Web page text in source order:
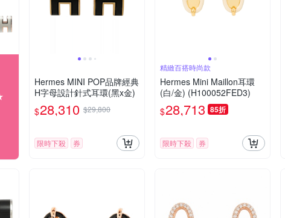
Hermes MINI POP品牌經典
H字母設計針式耳環(黑x金)
$28,310 $29,800
限時下殺 券
精緻百搭時尚款
Hermes Mini Maillon耳環
(白/金) (H100052FED3)
$28,713 85折
限時下殺 券